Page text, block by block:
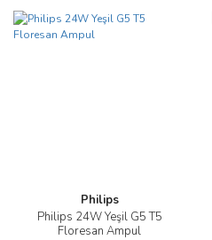
Philips
Philips 24W Yeşil G5 T5
Floresan Ampul